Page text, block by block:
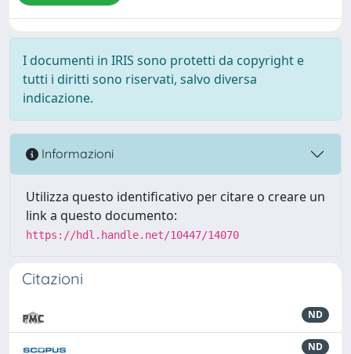
I documenti in IRIS sono protetti da copyright e
tutti i diritti sono riservati, salvo diversa
indicazione.
Informazioni
Utilizza questo identificativo per citare o creare un
link a questo documento:
https://hdl.handle.net/10447/14070
Citazioni
ND
ND